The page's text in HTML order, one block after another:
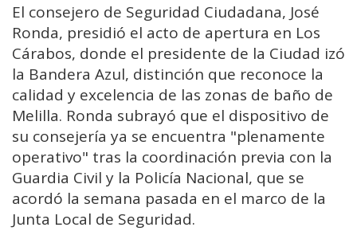
El consejero de Seguridad Ciudadana, José
Ronda, presidió el acto de apertura en Los
Cárabos, donde el presidente de la Ciudad izó
la Bandera Azul, distinción que reconoce la
calidad y excelencia de las zonas de baño de
Melilla. Ronda subrayó que el dispositivo de
su consejería ya se encuentra "plenamente
operativo" tras la coordinación previa con la
Guardia Civil y la Policía Nacional, que se
acordó la semana pasada en el marco de la
Junta Local de Seguridad.